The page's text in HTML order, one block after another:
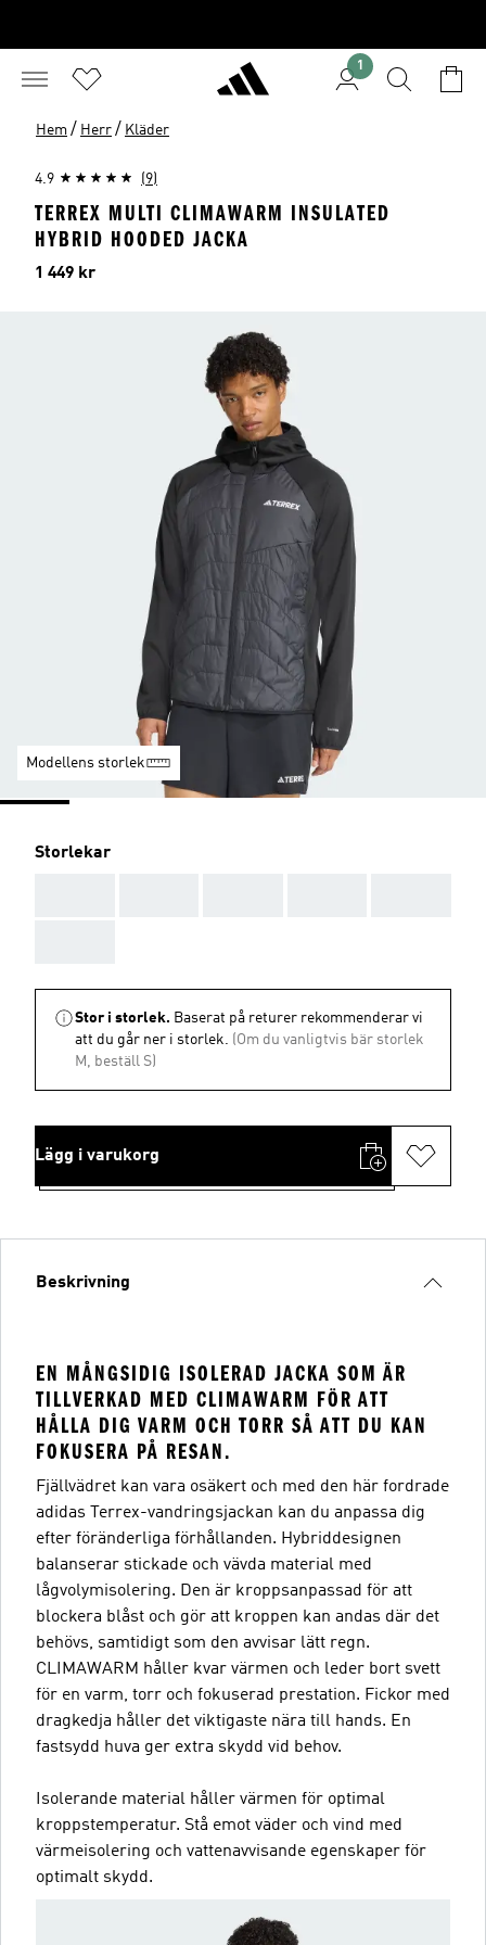
1
Hem / Herr / Kläder
4.9 (9)
TERREX MULTI CLIMAWARM INSULATED
HYBRID HOODED JACKA
Pris
1 449 kr
Modellens storlek
Storlekar
Stor i storlek. Baserat på returer rekommenderar vi
att du går ner i storlek. (Om du vanligtvis bär storlek
M, beställ S)
Lägg i varukorg
Beskrivning
EN MÅNGSIDIG ISOLERAD JACKA SOM ÄR
TILLVERKAD MED CLIMAWARM FÖR ATT
HÅLLA DIG VARM OCH TORR SÅ ATT DU KAN
FOKUSERA PÅ RESAN.
Fjällvädret kan vara osäkert och med den här fordrade
adidas Terrex-vandringsjackan kan du anpassa dig
efter föränderliga förhållanden. Hybriddesignen
balanserar stickade och vävda material med
lågvolymisolering. Den är kroppsanpassad för att
blockera blåst och gör att kroppen kan andas där det
behövs, samtidigt som den avvisar lätt regn.
CLIMAWARM håller kvar värmen och leder bort svett
för en varm, torr och fokuserad prestation. Fickor med
dragkedja håller det viktigaste nära till hands. En
fastsydd huva ger extra skydd vid behov.
Isolerande material håller värmen för optimal
kroppstemperatur. Stå emot väder och vind med
värmeisolering och vattenavvisande egenskaper för
optimalt skydd.